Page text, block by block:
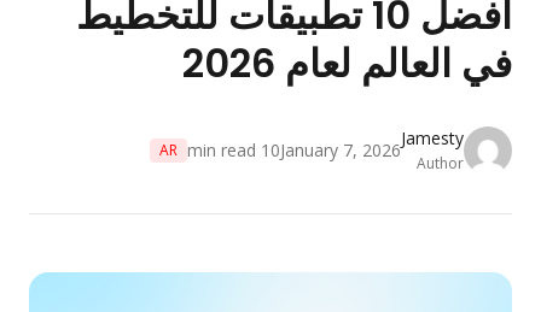
أفضل 10 تطبيقات للتخطيط
في العالم لعام 2026
Jamesty
Author
January 7, 2026
10
AR